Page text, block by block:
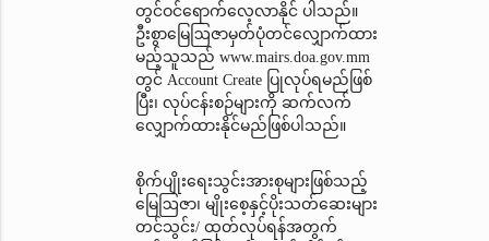
တွင်ဝင်ရောက်လေ့လာနိုင် ပါသည်။
ဦးစွာမြေဩဇာမှတ်ပုံတင်‌လျှောက်ထား
မည့်သူသည် www.mairs.doa.gov.mm
တွင် Account Create ပြုလုပ်ရမည်ဖြစ်
ပြီး၊ လုပ်ငန်းစဉ်များကို ဆက်လက်
လျှောက်ထားနိုင်မည်ဖြစ်ပါသည်။
စိုက်ပျိုးရေးသွင်းအားစုများဖြစ်သည့်
မြေဩဇာ၊ မျိုးစေ့နှင့်ပိုးသတ်ဆေးများ
တင်သွင်း/ ထုတ်လုပ်ရန်အတွက်